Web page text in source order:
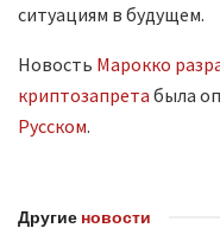
ситуациям в будущем.
Новость Марокко
криптозапрета была
Русском.
Другие новости